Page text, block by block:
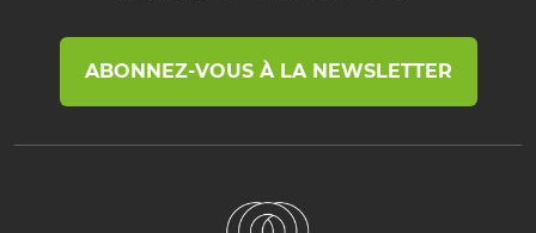
ABONNEZ-VOUS À LA NEWSLETTER